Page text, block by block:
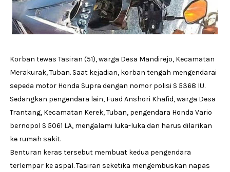
Korban tewas Tasiran (51), warga Desa Mandirejo, Kecamatan
Merakurak, Tuban. Saat kejadian, korban tengah mengendarai
sepeda motor Honda Supra dengan nomor polisi S 5368 IU.
Sedangkan pengendara lain, Fuad Anshori Khafid, warga Desa
Trantang, Kecamatan Kerek, Tuban, pengendara Honda Vario
bernopol S 5061 LA, mengalami luka-luka dan harus dilarikan
ke rumah sakit.
Benturan keras tersebut membuat kedua pengendara
terlempar ke aspal. Tasiran seketika mengembuskan napas